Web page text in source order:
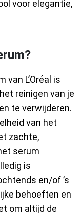
voor elegantie,
L’Oréal is
reinigen van je
te verwijderen.
van het
zachte,
serum
is
en/of ’s
behoeften en
om altijd de